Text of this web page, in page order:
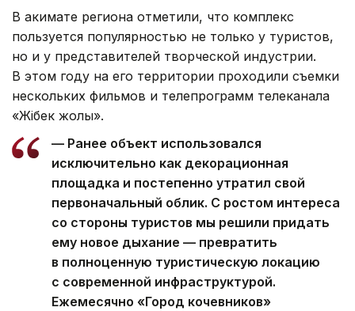
В акимате региона отметили, что комплекс
пользуется популярностью не только у туристов,
но и у представителей творческой индустрии.
В этом году на его территории проходили съемки
нескольких фильмов и телепрограмм телеканала
«Жібек жолы».
— Ранее объект использовался
исключительно как декорационная
площадка и постепенно утратил свой
первоначальный облик. С ростом интереса
со стороны туристов мы решили придать
ему новое дыхание — превратить
в полноценную туристическую локацию
с современной инфраструктурой.
Ежемесячно «Город кочевников»